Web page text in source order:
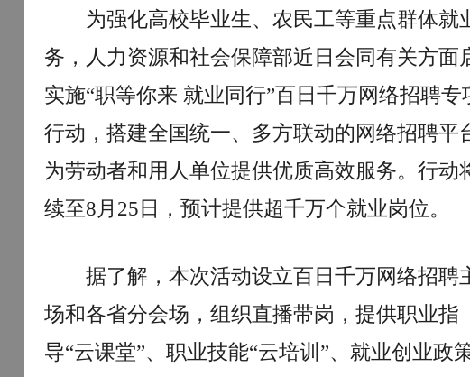
为强化高校毕业生、农民工等重点群体就
务，人力资源和社会保障部近日会同有关方面
实施“职等你来 就业同行”百日千万网络招聘专
行动，搭建全国统一、多方联动的网络招聘平
为劳动者和用人单位提供优质高效服务。行动
续至8月25日，预计提供超千万个就业岗位。
据了解，本次活动设立百日千万网络招聘
场和各省分会场，组织直播带岗，提供职业指
导“云课堂”、职业技能“云培训”、就业创业政